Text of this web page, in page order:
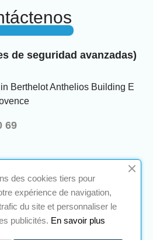
de seguridad avanzadas)
Berthelot Anthelios Building E
69
Todos los derechos reservados. Una
Navilog
opinión obvia de la compañía,
des cookies tiers pour
expérience de navigation,
du site et personnaliser le
publicités. En savoir plus